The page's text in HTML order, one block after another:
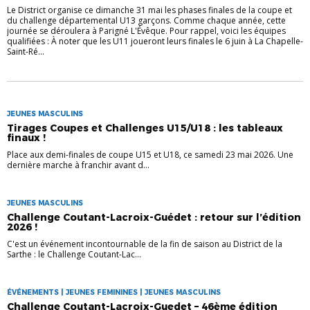
Le District organise ce dimanche 31 mai les phases finales de la coupe et
du challenge départemental U13 garçons. Comme chaque année, cette
journée se déroulera à Parigné L'Évêque. Pour rappel, voici les équipes
qualifiées : À noter que les U11 joueront leurs finales le 6 juin à La Chapelle-
Saint-Ré...
JEUNES MASCULINS
Tirages Coupes et Challenges U15/U18 : les tableaux
finaux !
Place aux demi-finales de coupe U15 et U18, ce samedi 23 mai 2026. Une
dernière marche à franchir avant d...
JEUNES MASCULINS
Challenge Coutant-Lacroix-Guédet : retour sur l’édition
2026 !
C'est un événement incontournable de la fin de saison au District de la
Sarthe : le Challenge Coutant-Lac...
ÉVÉNEMENTS | JEUNES FEMININES | JEUNES MASCULINS
Challenge Coutant-Lacroix-Guedet – 46ème édition